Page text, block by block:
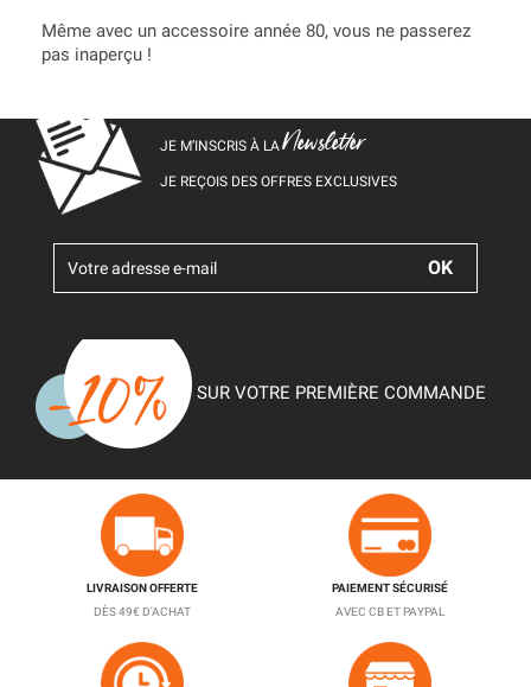
Même avec un accessoire année 80, vous ne passerez
pas inaperçu !
JE M’INSCRIS À LANewsletter
JE REÇOIS DES OFFRES EXCLUSIVES
SUR VOTRE PREMIÈRE COMMANDE
LIVRAISON OFFERTE
DÈS 49€ D'ACHAT
PAIEMENT SÉCURISÉ
AVEC CB ET PAYPAL